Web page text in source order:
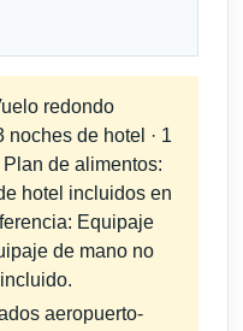
redondo
noches de hotel · 1
de alimentos:
hotel incluidos en
Equipaje
de mano no
aeropuerto-